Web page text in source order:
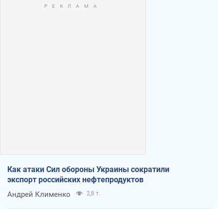
Как атаки Сил обороны Украины сократили
экспорт российских нефтепродуктов
Андрей Клименко 2,8 т.